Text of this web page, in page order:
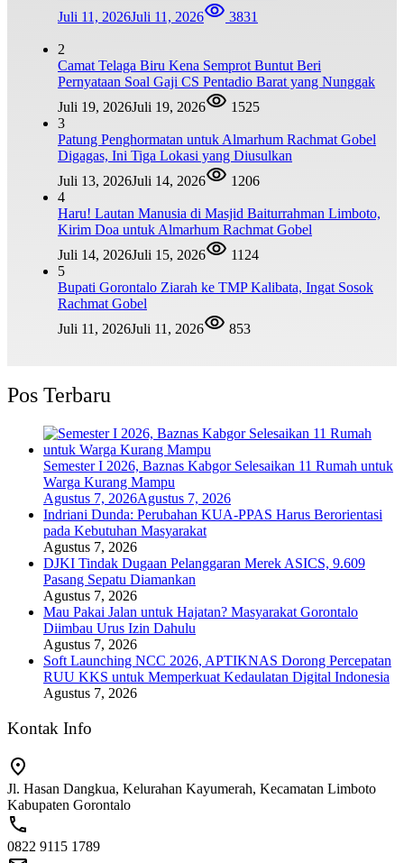
Juli 11, 2026Juli 11, 2026 3831
2
Camat Telaga Biru Kena Semprot Buntut Beri
Pernyataan Soal Gaji CS Pentadio Barat yang Nunggak
Juli 19, 2026Juli 19, 2026
1525
3
Patung Penghormatan untuk Almarhum Rachmat Gobel
Digagas, Ini Tiga Lokasi yang Diusulkan
Juli 13, 2026Juli 14, 2026
1206
4
Haru! Lautan Manusia di Masjid Baiturrahman Limboto,
Kirim Doa untuk Almarhum Rachmat Gobel
Juli 14, 2026Juli 15, 2026
1124
5
Bupati Gorontalo Ziarah ke TMP Kalibata, Ingat Sosok
Rachmat Gobel
Juli 11, 2026Juli 11, 2026 853
Pos Terbaru
Semester I 2026, Baznas Kabgor Selesaikan 11 Rumah untuk
Warga Kurang Mampu
Agustus 7, 2026Agustus 7, 2026
Indriani Dunda: Perubahan KUA-PPAS Harus Berorientasi
pada Kebutuhan Masyarakat
Agustus 7, 2026
DJKI Tindak Dugaan Pelanggaran Merek ASICS, 9.609
Pasang Sepatu Diamankan
Agustus 7, 2026
Mau Pakai Jalan untuk Hajatan? Masyarakat Gorontalo
Diimbau Urus Izin Dahulu
Agustus 7, 2026
Soft Launching NCC 2026, APTIKNAS Dorong Percepatan
RUU KKS untuk Memperkuat Kedaulatan Digital Indonesia
Agustus 7, 2026
Kontak Info
Jl. Hasan Dangkua, Kelurahan Kayumerah, Kecamatan Limboto
Kabupaten Gorontalo
0822 9115 1789